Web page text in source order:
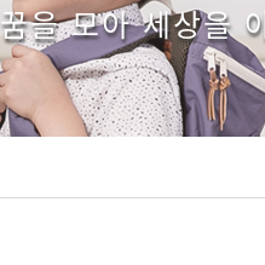
꿈을 모아 세상을